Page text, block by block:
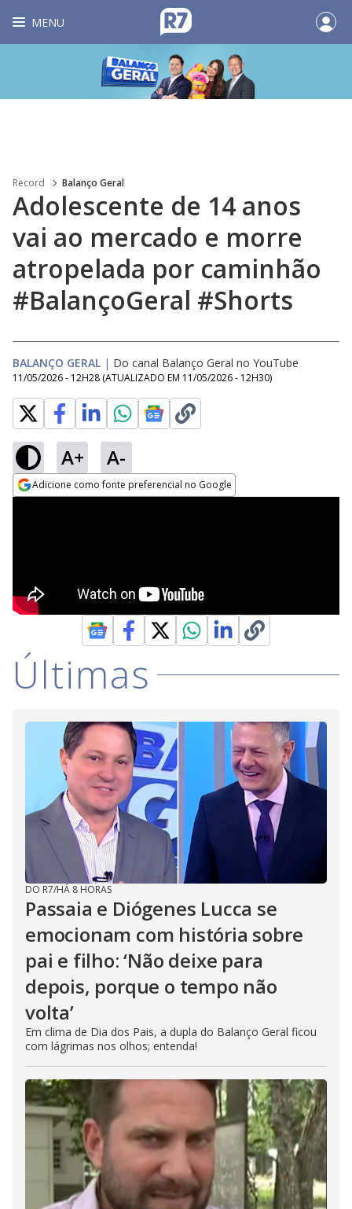
MENU
Record Balanço Geral
Adolescente de 14 anos
vai ao mercado e morre
atropelada por caminhão
#BalançoGeral #Shorts
BALANÇO GERAL | Do canal Balanço Geral no YouTube
11/05/2026 - 12H28 (ATUALIZADO EM 11/05/2026 - 12H30)
A+ A-
Adicione como fonte preferencial no Google
Últimas
DO R7/HÁ 8 HORAS
Passaia e Diógenes Lucca se
emocionam com história sobre
pai e filho: ‘Não deixe para
depois, porque o tempo não
volta’
Em clima de Dia dos Pais, a dupla do Balanço Geral ficou
com lágrimas nos olhos; entenda!